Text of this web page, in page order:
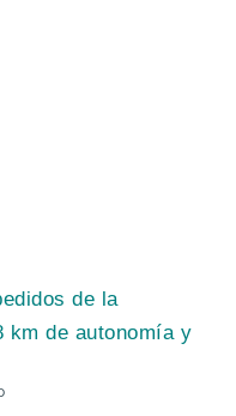
de la
km de autonomía y